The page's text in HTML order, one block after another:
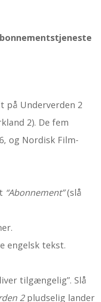
på Underverden 2
2). De fem
og Nordisk Film-
“Abonnement”(slå
engelsk tekst.
tilgængelig”. Slå
2pludselig lander